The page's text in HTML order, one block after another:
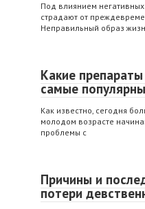
Под влиянием
страдают от
Неправильный образ
Какие
самые
Как известно, сегодня
молодом возрасте
проблемы с
Причины и
потери